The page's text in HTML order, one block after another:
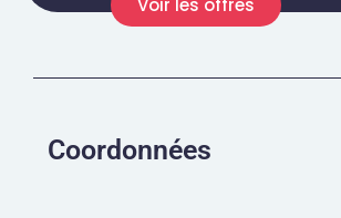
Voir les offres
Coordonnées